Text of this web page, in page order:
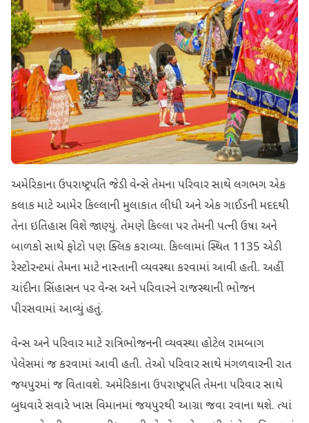
અમેરિકાના ઉપરાષ્ટ્રપતિ જેડી વેન્સે તેમના પરિવાર સાથે લગભગ એક
કલાક માટે આમેર કિલ્લાની મુલાકાત લીધી અને એક ગાઈડની મદદથી
તેના ઇતિહાસ વિશે જાણ્યું. તેમણે કિલ્લા પર તેમની પત્ની ઉષા અને
બાળકો સાથે ફોટો પણ ક્લિક કરાવ્યા. કિલ્લામાં સ્થિત 1135 એડી
રેસ્ટોરન્ટમાં તેમના માટે નાસ્તાની વ્યવસ્થા કરવામાં આવી હતી. અહીં
ચાંદીના સિંહાસન પર વેન્સ અને પરિવારને રાજસ્થાની ભોજન
પીરસવામાં આવ્યું હતું.
વેન્સ અને પરિવાર માટે રાત્રિભોજનની વ્યવસ્થા હોટેલ રામબાગ
પેલેસમાં જ કરવામાં આવી હતી. તેઓ પરિવાર સાથે મંગળવારની રાત
જયપુરમાં જ વિતાવશે. અમેરિકાના ઉપરાષ્ટ્રપતિ તેમના પરિવાર સાથે
બુધવારે સવારે ખાસ વિમાનમાં જયપુરથી આગ્રા જવા રવાના થશે. ત્યાં